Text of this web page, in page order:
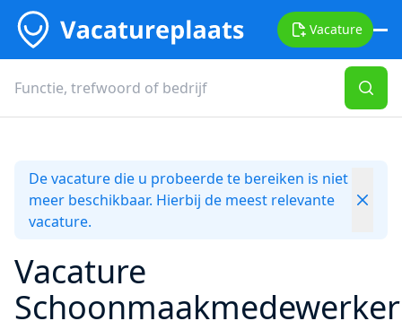
Vacature
De vacature die u probeerde te bereiken is niet
meer beschikbaar. Hierbij de meest relevante
vacature.
Vacature
Schoonmaakmedewerker